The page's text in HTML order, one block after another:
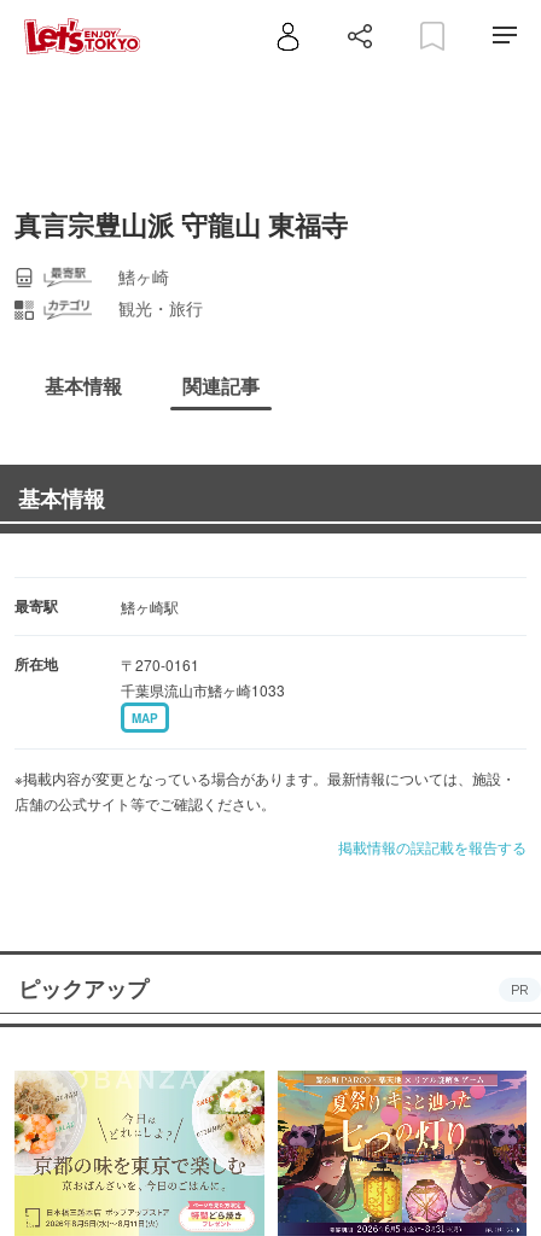
真言宗豊山派 守龍山 東福寺
鰭ヶ崎
観光・旅行
基本情報 関連記事
基本情報
最寄駅 鰭ヶ崎駅
所在地
〒270-0161
千葉県流山市鰭ヶ崎1033
MAP
※掲載内容が変更となっている場合があります。最新情報については、施設・
店舗の公式サイト等でご確認ください。
掲載情報の誤記載を報告する
ピックアップ PR